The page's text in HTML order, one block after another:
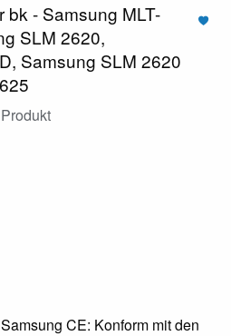
bk - Samsung MLT-
SLM 2620,
Samsung SLM 2620
CE: Konform mit den